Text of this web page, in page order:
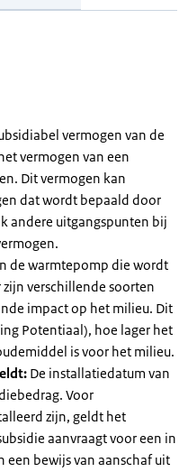
vermogen van de
vermogen van een
Dit vermogen kan
dat wordt bepaald door
andere uitgangspunten bij
de warmtepomp die wordt
verschillende soorten
impact op het milieu. Dit
Potentiaal), hoe lager het
is voor het milieu.
De installatiedatum van
Voor
zijn, geldt het
aanvraagt voor een in
bewijs van aanschaf uit